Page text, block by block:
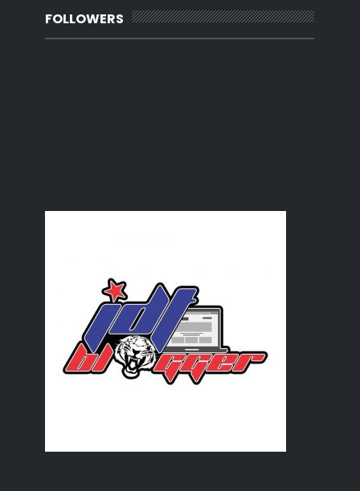
Aku...inginkan dirimu.
Aksi Raya...
Sentappp..
May(8)
FOLLOWERS